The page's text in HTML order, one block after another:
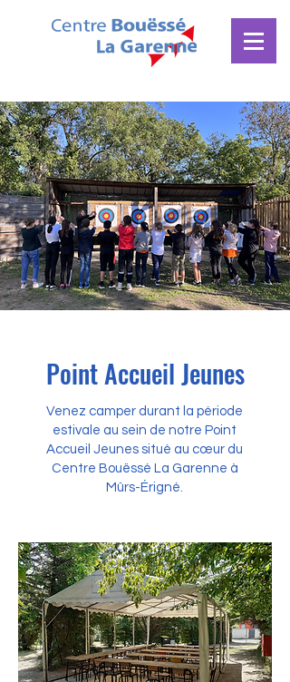
Point Accueil Jeunes
Venez camper durant la période
estivale au sein de notre Point
Accueil Jeunes situé au cœur du
Centre Bouëssé La Garenne à
Mûrs-Érigné.